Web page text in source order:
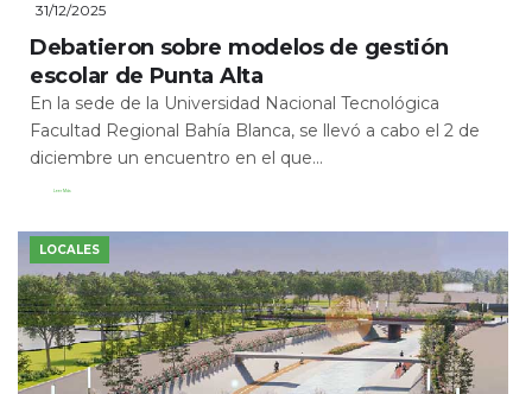
31/12/2025
Debatieron sobre modelos de gestión
escolar de Punta Alta
En la sede de la Universidad Nacional Tecnológica
Facultad Regional Bahía Blanca, se llevó a cabo el 2 de
diciembre un encuentro en el que...
Leer Más
LOCALES